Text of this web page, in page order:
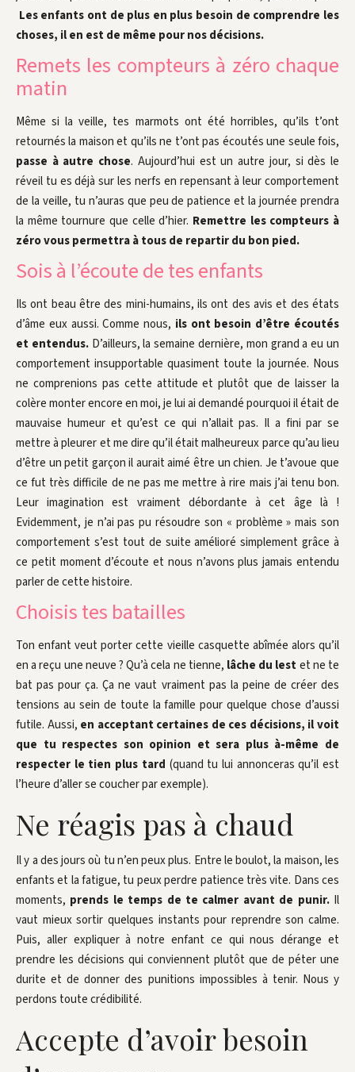
Les enfants ont de plus en plus besoin de comprendre les
choses, il en est de même pour nos décisions.
Remets les compteurs à zéro chaque
matin
Même si la veille, tes marmots ont été horribles, qu’ils t’ont
retournés la maison et qu’ils ne t’ont pas écoutés une seule fois,
passe à autre chose. Aujourd’hui est un autre jour, si dès le
réveil tu es déjà sur les nerfs en repensant à leur comportement
de la veille, tu n’auras que peu de patience et la journée prendra
la même tournure que celle d’hier. Remettre les compteurs à
zéro vous permettra à tous de repartir du bon pied.
Sois à l’écoute de tes enfants
Ils ont beau être des mini-humains, ils ont des avis et des états
d’âme eux aussi. Comme nous, ils ont besoin d’être écoutés
et entendus.D’ailleurs, la semaine dernière, mon grand a eu un
comportement insupportable quasiment toute la journée. Nous
ne comprenions pas cette attitude et plutôt que de laisser la
colère monter encore en moi, je lui ai demandé pourquoi il était de
mauvaise humeur et qu’est ce qui n’allait pas. Il a fini par se
mettre à pleurer et me dire qu’il était malheureux parce qu’au lieu
d’être un petit garçon il aurait aimé être un chien. Je t’avoue que
ce fut très difficile de ne pas me mettre à rire mais j’ai tenu bon.
Leur imagination est vraiment débordante à cet âge là !
Evidemment, je n’ai pas pu résoudre son « problème » mais son
comportement s’est tout de suite amélioré simplement grâce à
ce petit moment d’écoute et nous n’avons plus jamais entendu
parler de cette histoire.
Choisis tes batailles
Ton enfant veut porter cette vieille casquette abîmée alors qu’il
en a reçu une neuve ? Qu’à cela ne tienne, lâche du lestet ne te
bat pas pour ça. Ça ne vaut vraiment pas la peine de créer des
tensions au sein de toute la famille pour quelque chose d’aussi
futile. Aussi, en acceptant certaines de ces décisions, il voit
que tu respectes son opinion et sera plus à-même de
respecter le tien plus tard (quand tu lui annonceras qu’il est
l’heure d’aller se coucher par exemple).
Ne réagis pas à chaud
Il y a des jours où tu n’en peux plus. Entre le boulot, la maison, les
enfants et la fatigue, tu peux perdre patience très vite. Dans ces
moments, prends le temps de te calmer avant de punir.Il
vaut mieux sortir quelques instants pour reprendre son calme.
Puis, aller expliquer à notre enfant ce qui nous dérange et
prendre les décisions qui conviennent plutôt que de péter une
durite et de donner des punitions impossibles à tenir. Nous y
perdons toute crédibilité.
Accepte d’avoir besoin